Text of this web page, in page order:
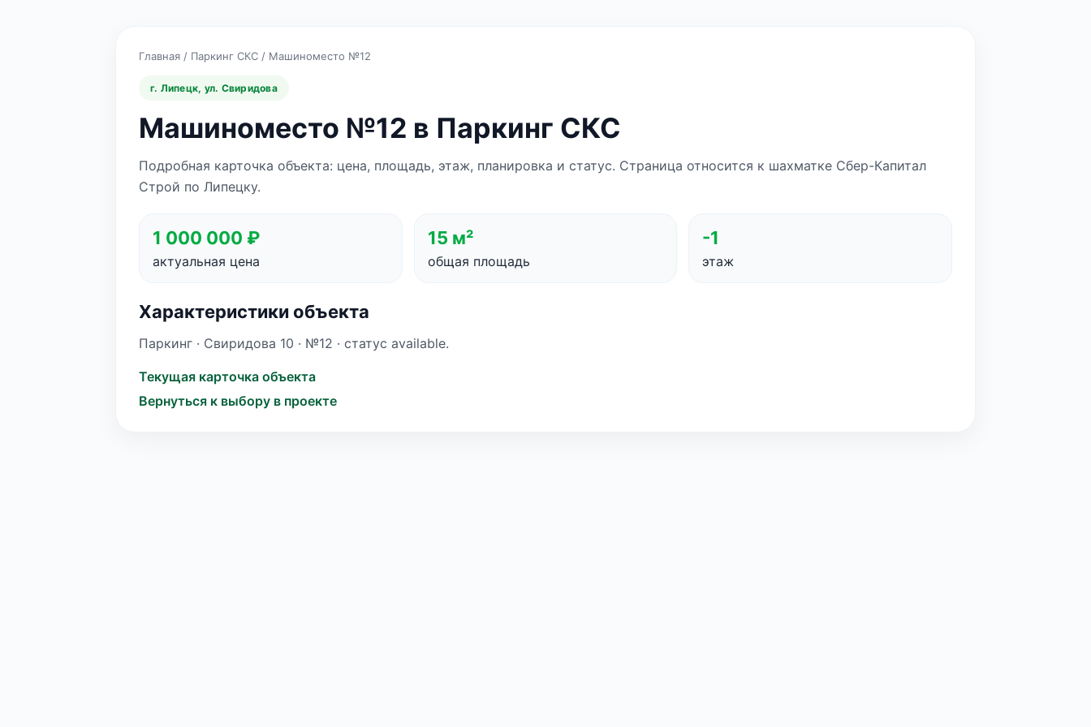
Главная / Паркинг СКС / Машиноместо №12
г. Липецк, ул. Свиридова
Машиноместо №12 в Паркинг СКС
Подробная карточка объекта: цена, площадь, этаж, планировка и статус. Страница относится к шахматке Сбер-Капитал
Строй по Липецку.
1 000 000 ₽
актуальная цена
15 м²
общая площадь
-1
этаж
Характеристики объекта
Паркинг · Свиридова 10 · №12 · статус available.
Текущая карточка объекта
Вернуться к выбору в проекте